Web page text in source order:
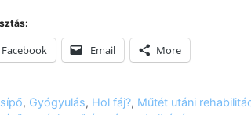
Facebook Email More
, Gyógyulás, Hol fáj?, Műtét utáni